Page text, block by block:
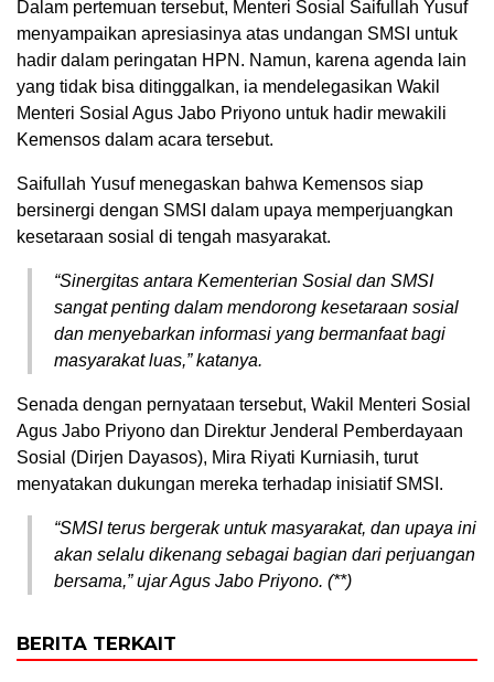
Dalam pertemuan tersebut, Menteri Sosial Saifullah Yusuf
menyampaikan apresiasinya atas undangan SMSI untuk
hadir dalam peringatan HPN. Namun, karena agenda lain
yang tidak bisa ditinggalkan, ia mendelegasikan Wakil
Menteri Sosial Agus Jabo Priyono untuk hadir mewakili
Kemensos dalam acara tersebut.
Saifullah Yusuf menegaskan bahwa Kemensos siap
bersinergi dengan SMSI dalam upaya memperjuangkan
kesetaraan sosial di tengah masyarakat.
“Sinergitas antara Kementerian Sosial dan SMSI
sangat penting dalam mendorong kesetaraan sosial
dan menyebarkan informasi yang bermanfaat bagi
masyarakat luas,” katanya.
Senada dengan pernyataan tersebut, Wakil Menteri Sosial
Agus Jabo Priyono dan Direktur Jenderal Pemberdayaan
Sosial (Dirjen Dayasos), Mira Riyati Kurniasih, turut
menyatakan dukungan mereka terhadap inisiatif SMSI.
“SMSI terus bergerak untuk masyarakat, dan upaya ini
akan selalu dikenang sebagai bagian dari perjuangan
bersama,” ujar Agus Jabo Priyono. (**)
BERITA TERKAIT